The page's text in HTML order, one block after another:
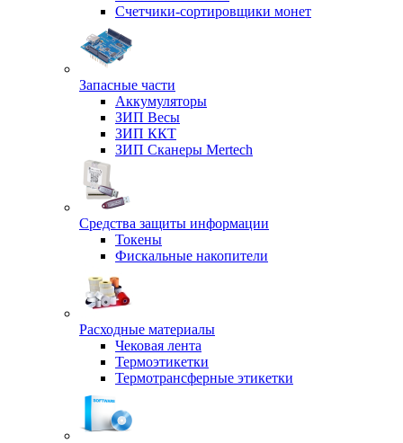
Счетчики-сортировщики монет
Запасные части
Аккумуляторы
ЗИП Весы
ЗИП ККТ
ЗИП Сканеры Mertech
Средства защиты информации
Токены
Фискальные накопители
Расходные материалы
Чековая лента
Термоэтикетки
Термотрансферные этикетки